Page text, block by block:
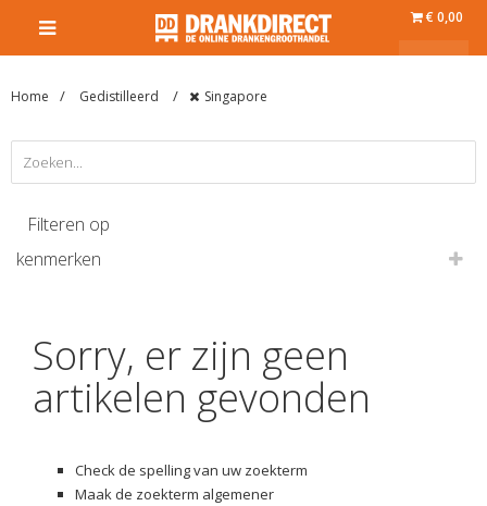
€ 0,00
Home Gedistilleerd Singapore
Filteren op
kenmerken
Sorry, er zijn geen
artikelen gevonden
Check de spelling van uw zoekterm
Maak de zoekterm algemener